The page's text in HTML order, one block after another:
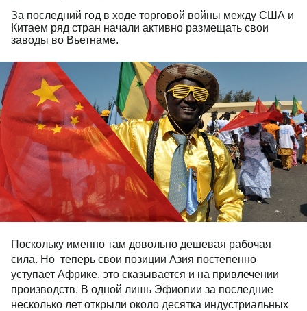
За последний год в ходе торговой войны между США и
Китаем ряд стран начали активно размещать свои
заводы во Вьетнаме.
Поскольку именно там довольно дешевая рабочая
сила. Но теперь свои позиции Азия постепенно
уступает Африке, это сказывается и на привлечении
производств. В одной лишь Эфиопии за последние
несколько лет открыли около десятка индустриальных